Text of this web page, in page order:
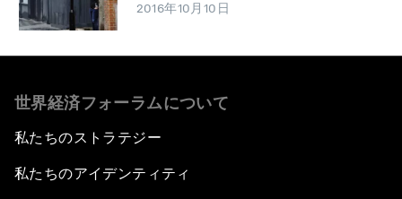
2016年10月10日
世界経済フォーラムについて
私たちのストラテジー
私たちのアイデンティティ